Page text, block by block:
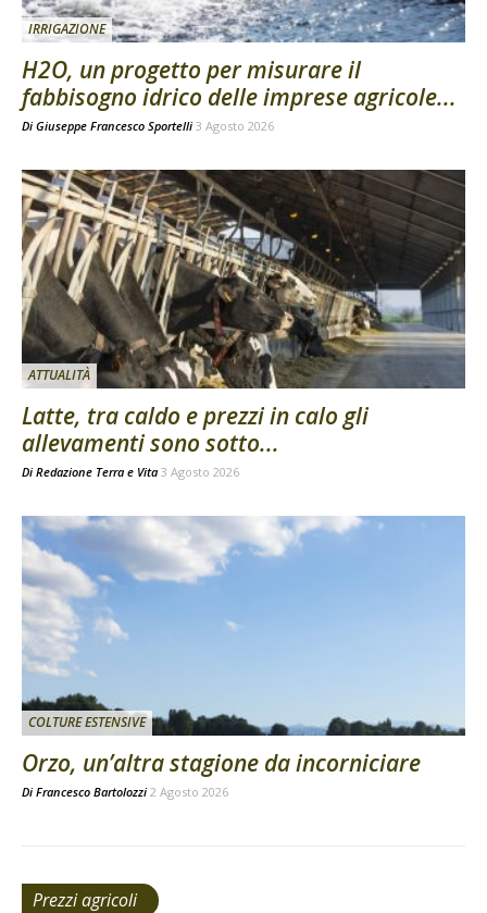
IRRIGAZIONE
H2O, un progetto per misurare il
fabbisogno idrico delle imprese agricole...
Di Giuseppe Francesco Sportelli 3 Agosto 2026
ATTUALITÀ
Latte, tra caldo e prezzi in calo gli
allevamenti sono sotto...
Di Redazione Terra e Vita 3 Agosto 2026
COLTURE ESTENSIVE
Orzo, un’altra stagione da incorniciare
Di Francesco Bartolozzi 2 Agosto 2026
Prezzi agricoli